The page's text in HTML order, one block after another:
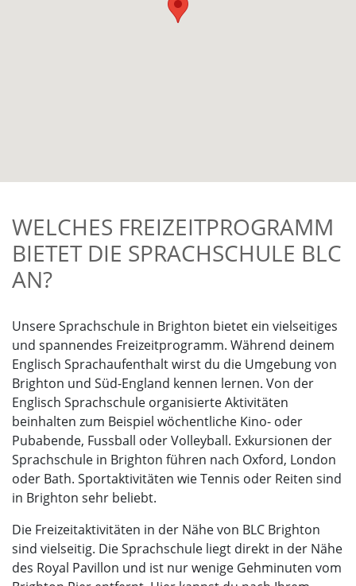
WELCHES FREIZEITPROGRAMM
BIETET DIE SPRACHSCHULE BLC
AN?
Unsere Sprachschule in Brighton bietet ein vielseitiges
und spannendes Freizeitprogramm. Während deinem
Englisch Sprachaufenthalt wirst du die Umgebung von
Brighton und Süd-England kennen lernen. Von der
Englisch Sprachschule organisierte Aktivitäten
beinhalten zum Beispiel wöchentliche Kino- oder
Pubabende, Fussball oder Volleyball. Exkursionen der
Sprachschule in Brighton führen nach Oxford, London
oder Bath. Sportaktivitäten wie Tennis oder Reiten sind
in Brighton sehr beliebt.
Die Freizeitaktivitäten in der Nähe von BLC Brighton
sind vielseitig. Die Sprachschule liegt direkt in der Nähe
des Royal Pavillon und ist nur wenige Gehminuten vom